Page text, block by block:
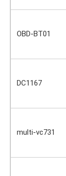
OBD-BT01
DC1167
multi-vc731